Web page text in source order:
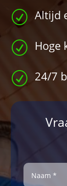
R Altijd
R Hoge
R 24/7